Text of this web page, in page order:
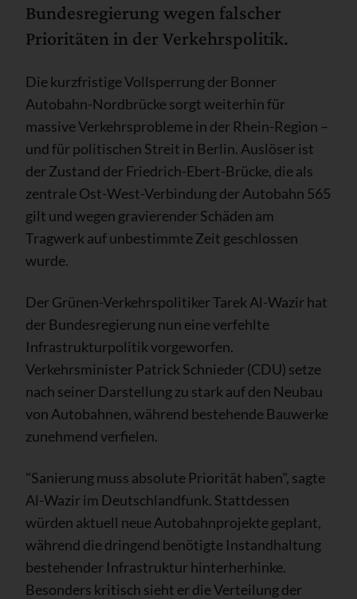
Bundesregierung wegen falscher
Prioritäten in der Verkehrspolitik.
Die kurzfristige Vollsperrung der Bonner
Autobahn-Nordbrücke sorgt weiterhin für
massive Verkehrsprobleme in der Rhein-Region –
und für politischen Streit in Berlin. Auslöser ist
der Zustand der Friedrich-Ebert-Brücke, die als
zentrale Ost-West-Verbindung der Autobahn 565
gilt und wegen gravierender Schäden am
Tragwerk auf unbestimmte Zeit geschlossen
wurde.
Der Grünen-Verkehrspolitiker Tarek Al-Wazir hat
der Bundesregierung nun eine verfehlte
Infrastrukturpolitik vorgeworfen.
Verkehrsminister Patrick Schnieder (CDU) setze
nach seiner Darstellung zu stark auf den Neubau
von Autobahnen, während bestehende Bauwerke
zunehmend verfielen.
"Sanierung muss absolute Priorität haben", sagte
Al-Wazir im Deutschlandfunk. Stattdessen
würden aktuell neue Autobahnprojekte geplant,
während die dringend benötigte Instandhaltung
bestehender Infrastruktur hinterherhinke.
Besonders kritisch sieht er die Verteilung der